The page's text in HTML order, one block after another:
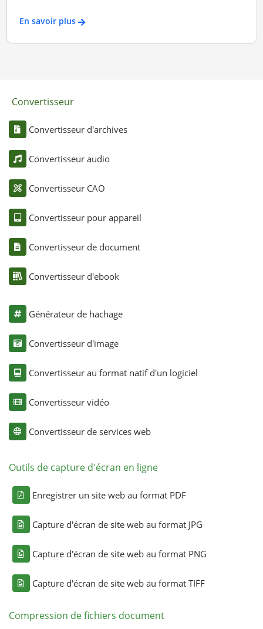
En savoir plus
Convertisseur
Convertisseur d'archives
Convertisseur audio
Convertisseur CAO
Convertisseur pour appareil
Convertisseur de document
Convertisseur d'ebook
Générateur de hachage
Convertisseur d'image
Convertisseur au format natif d'un logiciel
Convertisseur vidéo
Convertisseur de services web
Outils de capture d'écran en ligne
Enregistrer un site web au format PDF
Capture d'écran de site web au format JPG
Capture d'écran de site web au format PNG
Capture d'écran de site web au format TIFF
Compression de fichiers document